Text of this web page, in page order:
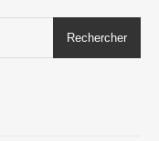
Rechercher